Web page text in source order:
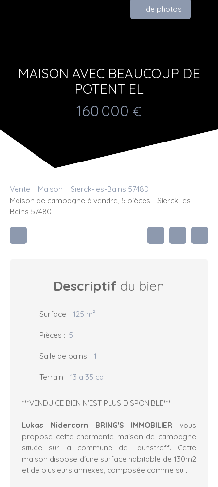
+ de photos
MAISON AVEC BEAUCOUP DE
POTENTIEL
160 000 €
Vente Maison
Sierck-les-Bains 57480
Maison de campagne à vendre, 5 pièces - Sierck-les-
Bains 57480
Descriptif du bien
Surface : 125 m²
Pièces : 5
Salle de bains : 1
Terrain : 13 a 35 ca
***VENDU CE BIEN N'EST PLUS DISPONIBLE***
Lukas Nidercorn BRING'S IMMOBILIER vous
propose cette charmante maison de campagne
située sur la commune de Launstroff. Cette
maison dispose d'une surface habitable de 130m2
et de plusieurs annexes, composée comme suit :